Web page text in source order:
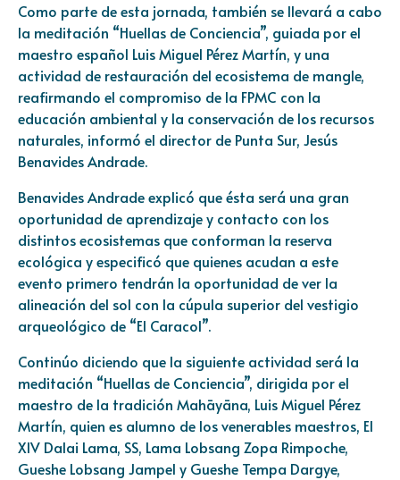
Como parte de esta jornada, también se llevará a cabo
la meditación “Huellas de Conciencia”, guiada por el
maestro español Luis Miguel Pérez Martín, y una
actividad de restauración del ecosistema de mangle,
reafirmando el compromiso de la FPMC con la
educación ambiental y la conservación de los recursos
naturales, informó el director de Punta Sur, Jesús
Benavides Andrade.
Benavides Andrade explicó que ésta será una gran
oportunidad de aprendizaje y contacto con los
distintos ecosistemas que conforman la reserva
ecológica y especificó que quienes acudan a este
evento primero tendrán la oportunidad de ver la
alineación del sol con la cúpula superior del vestigio
arqueológico de “El Caracol”.
Continúo diciendo que la siguiente actividad será la
meditación “Huellas de Conciencia”, dirigida por el
maestro de la tradición Mahāyāna, Luis Miguel Pérez
Martín, quien es alumno de los venerables maestros, El
XIV Dalai Lama, SS, Lama Lobsang Zopa Rimpoche,
Gueshe Lobsang Jampel y Gueshe Tempa Dargye,